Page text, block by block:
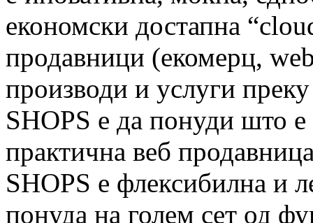
економски достапна
продавници (екомерц,
производи и услуги
SHOPS е да понуди што
практична веб
SHOPS е флексибилна и
понуда на голем сет од